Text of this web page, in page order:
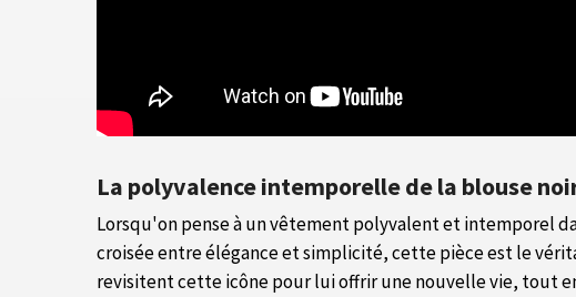
La polyvalence intemporelle de la blouse
Lorsqu'on pense à un vêtement polyvalent et intemporel
croisée entre élégance et simplicité, cette pièce est le
revisitent cette icône pour lui offrir une nouvelle vie, tout